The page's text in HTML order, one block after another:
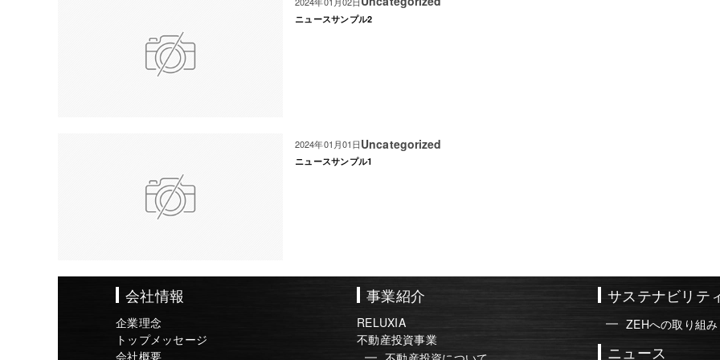
ニュースサンプル2
ニュースサンプル1
2024年01月01日Uncategorized
会社情報
企業理念
トップメッセージ
会社概要
事業紹介
RELUXIA
不動産投資事業
サステナビリテ
ZEHへの取り組み
ニュース